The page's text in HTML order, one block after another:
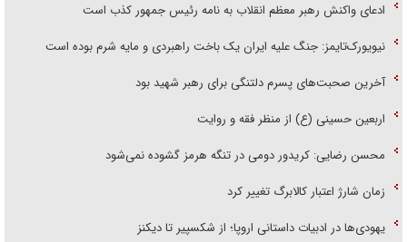
ادعای واکنش رهبر معظم انقلاب به نامه رئیس جمهور کذب است
نیویورک‌تایمز: جنگ علیه ایران یک باخت راهبردی و مایه شرم بوده است
آخرین صحبت‌های پسرم دلتنگی برای رهبر شهید بود
اربعین حسینی (ع) از منظر فقه و روایت
محسن رضایی: کریدور دومی در تنگه هرمز گشوده نمی‌شود
زمان شارژ اعتبار کالابرگ تغییر کرد
یهودی‌ها در ادبیات داستانی اروپا؛ از شکسپیر تا دیکنز